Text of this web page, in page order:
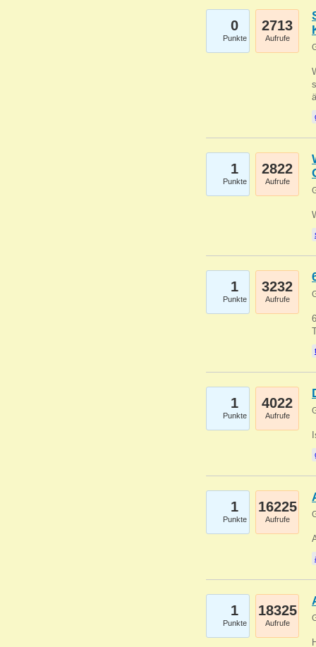
0
Punkte
2713
Aufrufe
1
Punkte
2822
Aufrufe
1
Punkte
3232
Aufrufe
1
Punkte
4022
Aufrufe
1
Punkte
16225
Aufrufe
1
Punkte
18325
Aufrufe